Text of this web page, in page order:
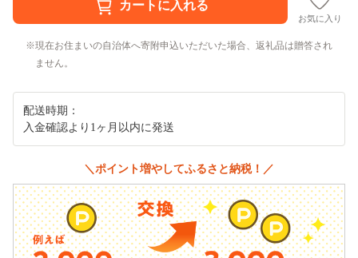
お気に入り
現在お住まいの自治体へ寄附申込いただいた場合、返礼品は贈答され
ません。
配送時期：
入金確認より1ヶ月以内に発送
＼ポイント増やしてふるさと納税！／